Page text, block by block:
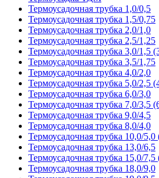
Термоусадочная трубка 1,0/0,5
Термоусадочная трубка 1,5/0,75
Термоусадочная трубка 2,0/1,0
Термоусадочная трубка 2,5/1,25
Термоусадочная трубка 3,0/1,5
Термоусадочная трубка 3,5/1,75
Термоусадочная трубка 4,0/2,0
Термоусадочная трубка 5,0/2,5
Термоусадочная трубка 6,0/3,0
Термоусадочная трубка 7,0/3,5
Термоусадочная трубка 9,0/4,5
Термоусадочная трубка 8,0/4,0
Термоусадочная трубка 10,0/5,0
Термоусадочная трубка 13,0/6,5
Термоусадочная трубка 15,0/7,5
Термоусадочная трубка 18,0/9,0